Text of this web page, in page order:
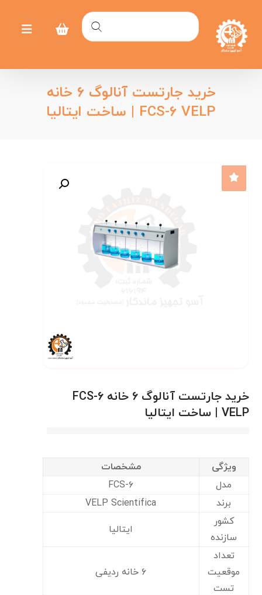
خرید جارتست آنالوگ ۶ خانه
FCS-۶ VELP | ساخت ایتالیا
خرید جارتست آنالوگ ۶ خانه FCS-۶
VELP | ساخت ایتالیا
ویژگی
مشخصات
مدل
FCS-۶
برند
VELP Scientifica
کشور
سازنده
ایتالیا
تعداد
موقعیت
تست
۶ خانه ردیفی